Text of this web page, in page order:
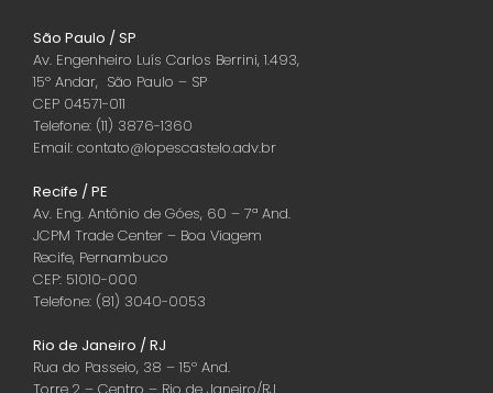
São Paulo / SP
Av. Engenheiro Luís Carlos Berrini, 1.493,
15º Andar, São Paulo – SP
CEP 04571-011
Telefone: (11) 3876-1360
Email: contato@lopescastelo.adv.br
Recife / PE
Av. Eng. Antônio de Góes, 60 – 7ª And.
JCPM Trade Center – Boa Viagem
Recife, Pernambuco
CEP: 51010-000
Telefone: (81) 3040-0053
Rio de Janeiro / RJ
Rua do Passeio, 38 – 15º And.